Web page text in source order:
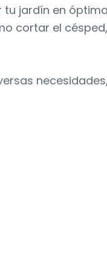
jardín en
cortar el